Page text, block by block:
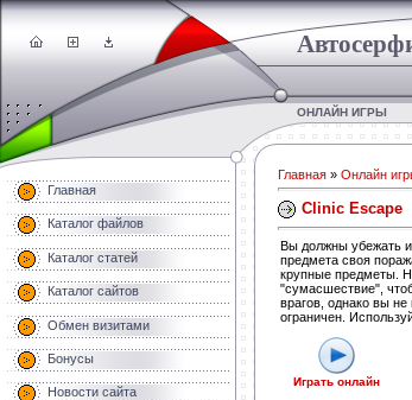
ОНЛАЙН ИГРЫ
Главная
Каталог файлов
Каталог статей
Каталог сайтов
Обмен визитами
Бонусы
Новости сайта
Главная » Онлайн
Clinic Escape
Вы должны убежать
предмета своя
крупные предметы.
"сумасшествие",
врагов, однако вы
ограничен.
Играть онлайн